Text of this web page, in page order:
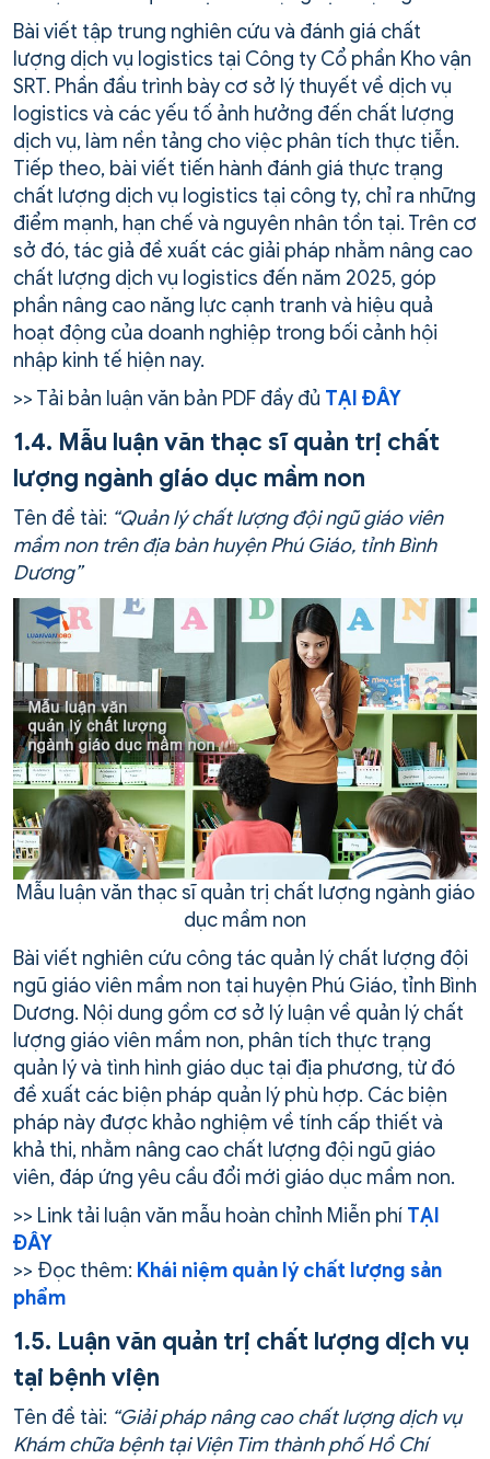
Bài viết tập trung nghiên cứu và đánh giá chất
lượng dịch vụ logistics tại Công ty Cổ phần Kho vận
SRT. Phần đầu trình bày cơ sở lý thuyết về dịch vụ
logistics và các yếu tố ảnh hưởng đến chất lượng
dịch vụ, làm nền tảng cho việc phân tích thực tiễn.
Tiếp theo, bài viết tiến hành đánh giá thực trạng
chất lượng dịch vụ logistics tại công ty, chỉ ra những
điểm mạnh, hạn chế và nguyên nhân tồn tại. Trên cơ
sở đó, tác giả đề xuất các giải pháp nhằm nâng cao
chất lượng dịch vụ logistics đến năm 2025, góp
phần nâng cao năng lực cạnh tranh và hiệu quả
hoạt động của doanh nghiệp trong bối cảnh hội
nhập kinh tế hiện nay.
>> Tải bản luận văn bản PDF đầy đủ TẠI ĐÂY
1.4. Mẫu luận văn thạc sĩ quản trị chất
lượng ngành giáo dục mầm non
Tên đề tài: “Quản lý chất lượng đội ngũ giáo viên
mầm non trên địa bàn huyện Phú Giáo, tỉnh Bình
Dương”
Mẫu luận văn thạc sĩ quản trị chất lượng ngành giáo
dục mầm non
Bài viết nghiên cứu công tác quản lý chất lượng đội
ngũ giáo viên mầm non tại huyện Phú Giáo, tỉnh Bình
Dương. Nội dung gồm cơ sở lý luận về quản lý chất
lượng giáo viên mầm non, phân tích thực trạng
quản lý và tình hình giáo dục tại địa phương, từ đó
đề xuất các biện pháp quản lý phù hợp. Các biện
pháp này được khảo nghiệm về tính cấp thiết và
khả thi, nhằm nâng cao chất lượng đội ngũ giáo
viên, đáp ứng yêu cầu đổi mới giáo dục mầm non.
>> Link tải luận văn mẫu hoàn chỉnh Miễn phí TẠI
ĐÂY
>> Đọc thêm: Khái niệm quản lý chất lượng sản
phẩm
1.5. Luận văn quản trị chất lượng dịch vụ
tại bệnh viện
Tên đề tài: “Giải pháp nâng cao chất lượng dịch vụ
Khám chữa bệnh tại Viện Tim thành phố Hồ Chí